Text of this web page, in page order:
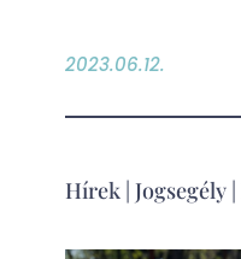
2023.06.12.
Hírek| Jogsegély|